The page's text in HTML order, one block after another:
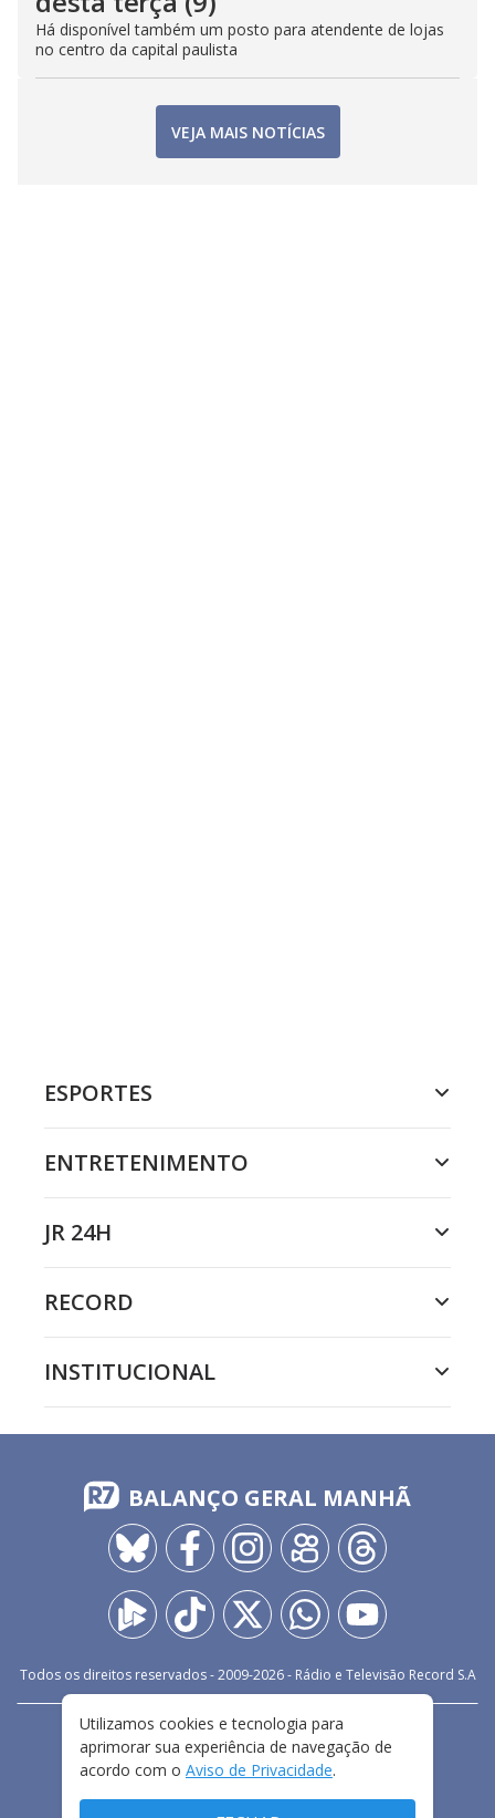
Há disponível também um posto para atendente de lojas
no centro da capital paulista
VEJA MAIS NOTÍCIAS
ESPORTES
ENTRETENIMENTO
JR 24H
RECORD
INSTITUCIONAL
BALANÇO GERAL MANHÃ
Todos os direitos reservados - 2009-2026- Rádio e Televisão Record S.A
FALE CONOSCO
PRIVACIDADE
TERMOS E CONDIÇÕES DE USO
Utilizamos cookies e tecnologia para
aprimorar sua experiência de navegação de
acordo com o Aviso de Privacidade.